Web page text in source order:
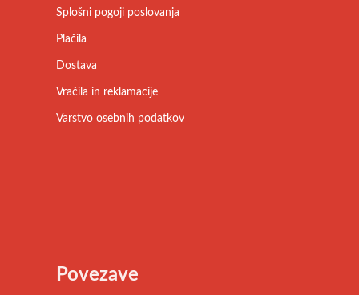
Splošni pogoji poslovanja
Plačila
Dostava
Vračila in reklamacije
Varstvo osebnih podatkov
Povezave